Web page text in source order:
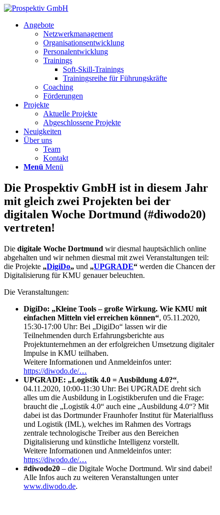
Angebote
Netzwerkmanagement
Organisationsentwicklung
Personalentwicklung
Trainings
Soft-Skill-Trainings
Trainingsreihe für Führungskräfte
Coaching
Förderungen
Projekte
Aktuelle Projekte
Abgeschlossene Projekte
Neuigkeiten
Über uns
Team
Kontakt
Menü Menü
Die Prospektiv GmbH ist in diesem Jahr
mit gleich zwei Projekten bei der
digitalen Woche Dortmund (#diwodo20)
vertreten!
Die digitale Woche Dortmund wir diesmal hauptsächlich online
abgehalten und wir nehmen diesmal mit zwei Veranstaltungen teil:
die Projekte „DigiDo„ und „UPGRADE“ werden die Chancen der
Digitalisierung für KMU genauer beleuchten.
Die Veranstaltungen:
DigiDo: „Kleine Tools – große Wirkung. Wie KMU mit
einfachen Mitteln viel erreichen können“, 05.11.2020,
15:30-17:00 Uhr: Bei „DigiDo“ lassen wir die
Teilnehmenden durch Erfahrungsberichte aus
Projektunternehmen an der erfolgreichen Umsetzung digitaler
Impulse in KMU teilhaben.
Weitere Informationen und Anmeldeinfos unter:
https://diwodo.de/…
UPGRADE: „Logistik 4.0 = Ausbildung 4.0?“,
04.11.2020, 10:00-11:30 Uhr: Bei UPGRADE dreht sich
alles um die Ausbildung in Logistikberufen und die Frage:
braucht die „Logistik 4.0“ auch eine „Ausbildung 4.0“? Mit
dabei ist das Dortmunder Fraunhofer Institut für Materialfluss
und Logistik (IML), welches im Rahmen des Vortrags
zentrale technologische Treiber aus den Bereichen
Digitalisierung und künstliche Intelligenz vorstellt.
Weitere Informationen und Anmeldeinfos unter:
https://diwodo.de/…
#diwodo20 – die Digitale Woche Dortmund. Wir sind dabei!
Alle Infos auch zu weiteren Veranstaltungen unter
www.diwodo.de.